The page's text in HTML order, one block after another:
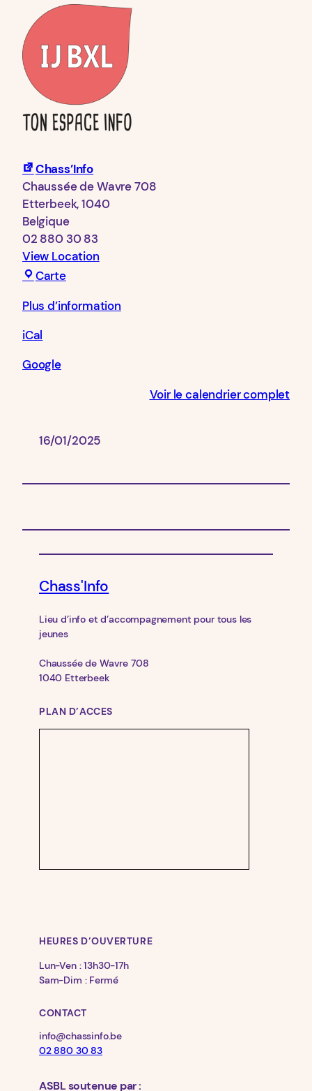
Chass’Info
Chaussée de Wavre 708
Etterbeek,1040
Belgique
02 880 30 83
View Location
CarteChass’Info
Plus d’information
iCal
Google
Voir le calendrier complet
16/01/2025
Chass'Info
Lieu d’info et d’accompagnement pour tous les
jeunes
Chaussée de Wavre 708
1040 Etterbeek
PLAN D’ACCES
HEURES D’OUVERTURE
Lun-Ven : 13h30-17h
Sam-Dim : Fermé
CONTACT
info@chassinfo.be
02 880 30 83
ASBL soutenue par :